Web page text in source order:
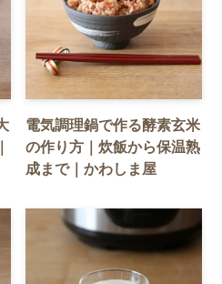
電気調理鍋で作る酵素玄米
の作り方｜炊飯から保温熟
成まで｜かわしま屋